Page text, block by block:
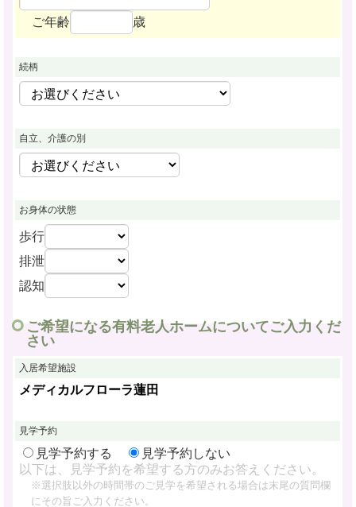
ご年齢 歳
続柄
自立、介護の別
お身体の状態
歩行
排泄
認知
ご希望になる有料老人ホームについてご入力くだ
さい
入居希望施設
メディカルフローラ蓮田
見学予約
見学予約する
見学予約しない
以下は、見学予約を希望する方のみお答えください。
※選択肢以外の時間帯のご見学を希望される場合は末尾の質問欄
にその旨ご入力ください。